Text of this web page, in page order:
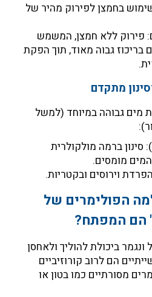
בחמצן לפירוק מהיר של
פירוק ללא חמצן, המשמש
בריכוז גבוה מאוד, תוך הפקת
מתקדם
מים גבוהה במיוחד (למשל
אוזמוזה הפוכה (RO): סינון ברמה מולקולרית
מומסים.
הפולימרים של
הם המפתח?
ביכולת להוליך ולאחסן
הם לרוב קורוזיביים
מסורתיים כמו בטון או